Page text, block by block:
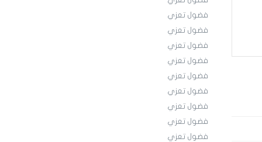
فضول تعزي
فضول تعزي
فضول تعزي
فضول تعزي
فضول تعزي
فضول تعزي
فضول تعزي
فضول تعزي
فضول تعزي